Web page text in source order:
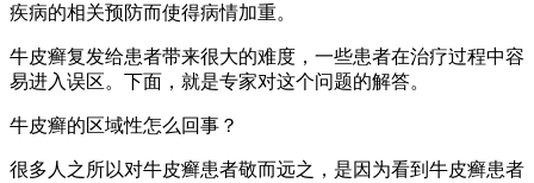
疾病的相关预防而使得病情加重。
牛皮癣复发给患者带来很大的难度，一些患者在治疗过程中容
易进入误区。下面，就是专家对这个问题的解答。
牛皮癣的区域性怎么回事？
很多人之所以对牛皮癣患者敬而远之，是因为看到牛皮癣患者